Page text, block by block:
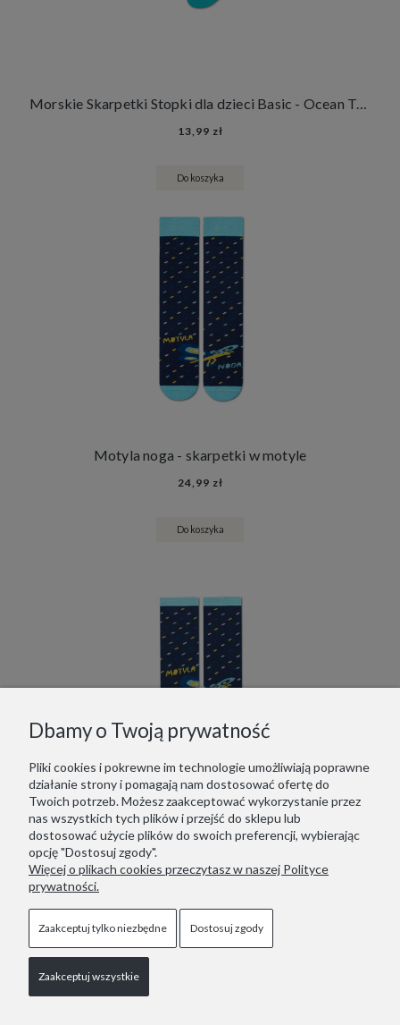
Morskie Skarpetki Stopki dla dzieci Basic - Ocean Treasure
13,99 zł
Do koszyka
Motyla noga - skarpetki w motyle
24,99 zł
Do koszyka
Motyla noga - skarpetki w motyle dla dzieci
17,99 zł
Dbamy o Twoją prywatność
Pliki cookies i pokrewne im technologie umożliwiają poprawne
działanie strony i pomagają nam dostosować ofertę do
Twoich potrzeb. Możesz zaakceptować wykorzystanie przez
nas wszystkich tych plików i przejść do sklepu lub
dostosować użycie plików do swoich preferencji, wybierając
opcję "Dostosuj zgody".
Więcej o plikach cookies przeczytasz w naszej Polityce
prywatności.
Zaakceptuj tylko niezbędne Dostosuj zgody
Zaakceptuj wszystkie